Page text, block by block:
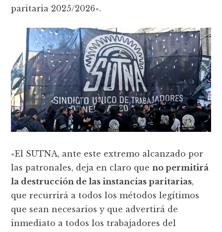
paritaria 2025/2026».
«El SUTNA, ante este extremo alcanzado por
las patronales, deja en claro queno permitirá
la destrucción de las instancias paritarias,
que recurrirá a todos los métodos legítimos
que sean necesarios y que advertirá de
inmediato a todos los trabajadores del